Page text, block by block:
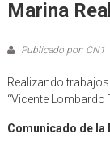
Marina
Publicado por: CN1
Realizando
“Vicente Lombardo
Comunicado de la